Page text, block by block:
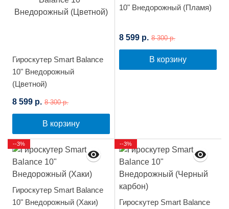
Гироскутер Smart Balance
10" Внедорожный
(Цветной)
8 599 р. 8 300 р.
В корзину
10" Внедорожный (Пламя)
8 599 р. 8 300 р.
В корзину
Гироскутер Smart Balance
10" Внедорожный (Хаки)
--3%
Гироскутер Smart Balance
--3%